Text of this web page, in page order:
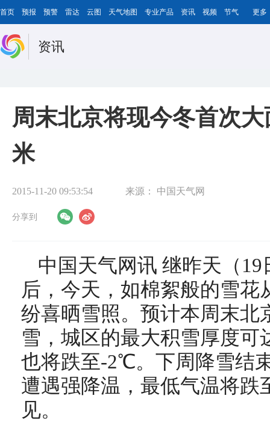
首页 预报 预警 雷达 云图 天气地图 专业产品 资讯 视频 节气 更多
资讯
周末北京将现今冬首次
米
2015-11-20 09:53:54 来源： 中国天气网
分享到
中国天气网讯 继昨天（
后，今天，如棉絮般的雪
纷喜晒雪照。预计本周末北
雪，城区的最大积雪厚度可
也将跌至-2℃。下周降雪结
遭遇强降温，最低气温将
见。